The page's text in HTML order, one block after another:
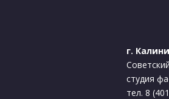
г.
студия
тел. 8